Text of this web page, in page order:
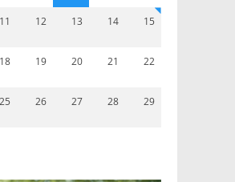
11 12 13 14 15
18 19 20 21 22
25 26 27 28 29